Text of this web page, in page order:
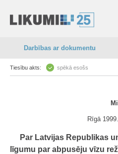
Darbības ar dokumentu
Tiesību akts: spēkā esošs
Rīgā
Par Latvijas Republikas
līgumu par abpusēju vīzu